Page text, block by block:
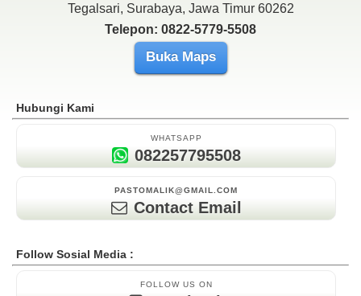
Tegalsari, Surabaya, Jawa Timur 60262
Telepon: 0822-5779-5508
Buka Maps
Hubungi Kami
WHATSAPP
082257795508
PASTOMALIK@GMAIL.COM
Contact Email
Follow Sosial Media :
FOLLOW US ON